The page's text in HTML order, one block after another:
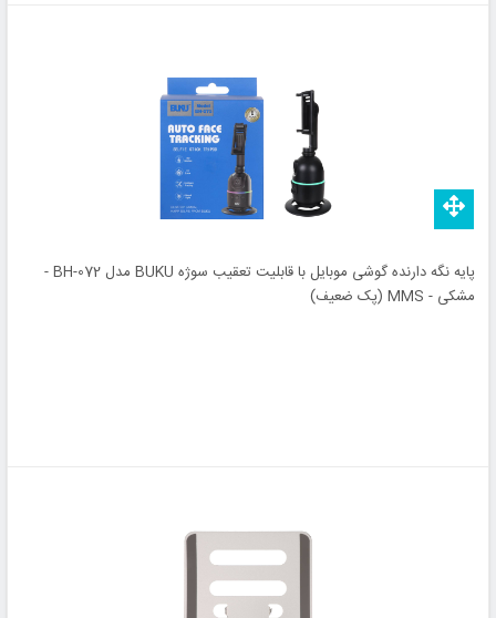
پایه نگه دارنده گوشی موبایل با قابلیت تعقیب سوژه BUKU مدل BH-072 -
مشکی - MMS (پک ضعیف)